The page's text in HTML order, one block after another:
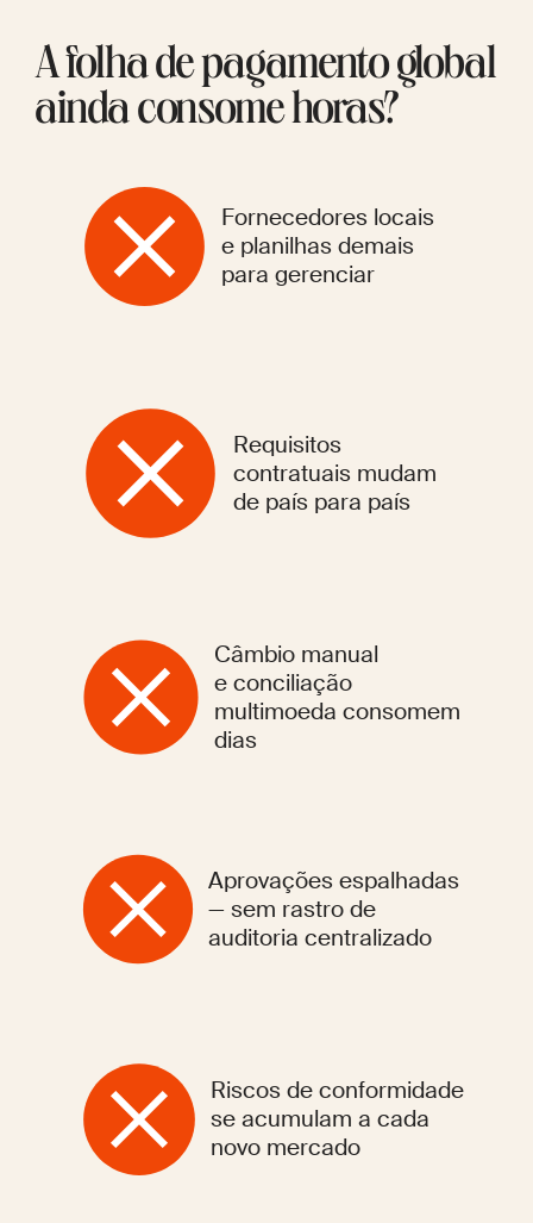
A folha de pagamento global
ainda consome horas?
Fornecedores locais
e planilhas demais
para gerenciar
Requisitos
contratuais mudam
de país para país
Câmbio manual
e conciliação
multimoeda consomem
dias
Aprovações espalhadas
— sem rastro de
auditoria centralizado
Riscos de conformidade
se acumulam a cada
novo mercado